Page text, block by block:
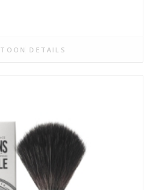
TOON DETAILS